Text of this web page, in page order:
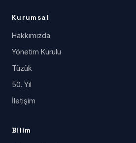
Kurumsal
Hakkımızda
Yönetim Kurulu
Tüzük
50. Yıl
İletişim
Bilim